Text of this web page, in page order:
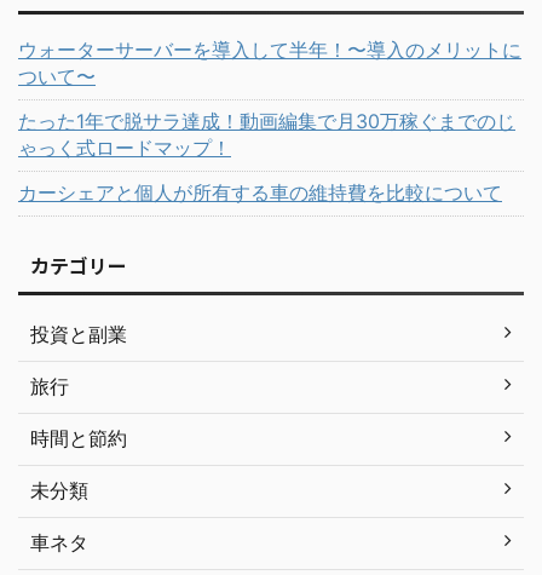
ウォーターサーバーを導入して半年！〜導入のメリットに
ついて〜
たった1年で脱サラ達成！動画編集で月30万稼ぐまでのじ
ゃっく式ロードマップ！
カーシェアと個人が所有する車の維持費を比較について
カテゴリー
投資と副業
旅行
時間と節約
未分類
車ネタ